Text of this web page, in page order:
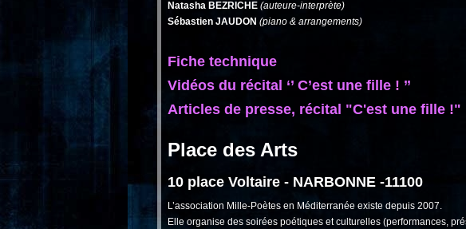
Natasha BEZRICHE (auteure-interprète)
Sébastien JAUDON (piano & arrangements)
Fiche technique
Vidéos du récital ‘’ C’est une fille ! ’’
Articles de presse, récital "C'est une fille !"
Place des Arts
10 place Voltaire - NARBONNE -11100
L’association Mille-Poètes en Méditerranée existe depuis 2007.
Elle organise des soirées poétiques et culturelles (performances,